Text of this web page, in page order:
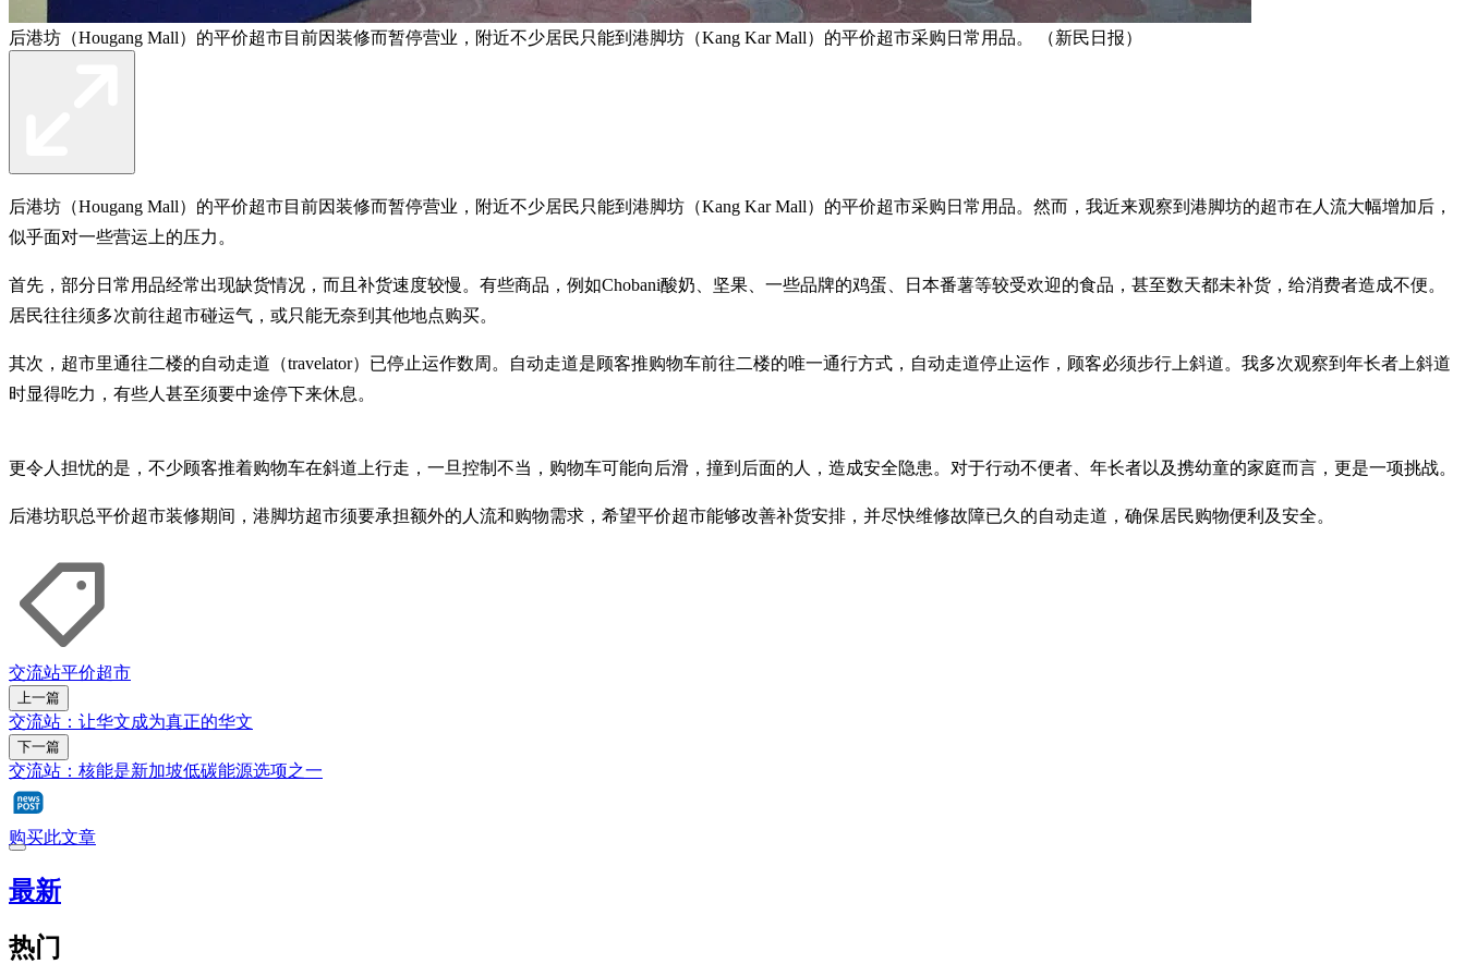
后港坊（Hougang Mall）的平价超市目前因装修而暂停营业，附近不少居民只能到港脚坊（Kang Kar Mall）的平价超市采购日常用品。 （新民日报）
后港坊（Hougang Mall）的平价超市目前因装修而暂停营业，附近不少居民只能到港脚坊（Kang Kar Mall）的平价超市采购日常用品。然而，我近来观察到港脚坊的超市在人流大幅增加后，
似乎面对一些营运上的压力。
首先，部分日常用品经常出现缺货情况，而且补货速度较慢。有些商品，例如Chobani酸奶、坚果、一些品牌的鸡蛋、日本番薯等较受欢迎的食品，甚至数天都未补货，给消费者造成不便。
居民往往须多次前往超市碰运气，或只能无奈到其他地点购买。
其次，超市里通往二楼的自动走道（travelator）已停止运作数周。自动走道是顾客推购物车前往二楼的唯一通行方式，自动走道停止运作，顾客必须步行上斜道。我多次观察到年长者上斜道
时显得吃力，有些人甚至须要中途停下来休息。
更令人担忧的是，不少顾客推着购物车在斜道上行走，一旦控制不当，购物车可能向后滑，撞到后面的人，造成安全隐患。对于行动不便者、年长者以及携幼童的家庭而言，更是一项挑战。
后港坊职总平价超市装修期间，港脚坊超市须要承担额外的人流和购物需求，希望平价超市能够改善补货安排，并尽快维修故障已久的自动走道，确保居民购物便利及安全。
交流站平价超市
上一篇
交流站：让华文成为真正的华文
下一篇
交流站：核能是新加坡低碳能源选项之一
购买此文章
最新
热门